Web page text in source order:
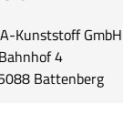
Kunststoff GmbH
4
Battenberg